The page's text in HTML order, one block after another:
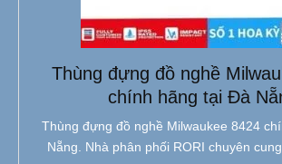
Thùng đựng đồ nghề
chính hãng tại Đà
Thùng đựng đồ nghề Milwaukee 8424
Nẵng. Nhà phân phối RORI chuyên